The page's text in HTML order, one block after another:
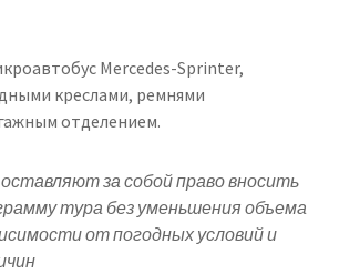
Mercedes-Sprinter,
креслами, ремнями
отделением.
за собой право вносить
тура без уменьшения объема
от погодных условий и